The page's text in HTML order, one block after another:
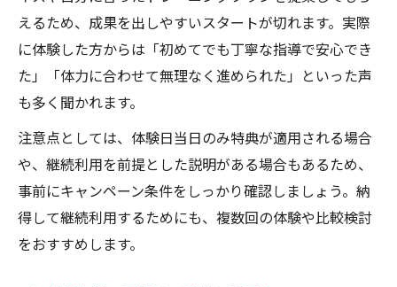
えるため、成果を出しやすいスタートが切れます。実際
に体験した方からは「初めてでも丁寧な指導で安心でき
た」「体力に合わせて無理なく進められた」といった声
も多く聞かれます。
注意点としては、体験日当日のみ特典が適用される場合
や、継続利用を前提とした説明がある場合もあるため、
事前にキャンペーン条件をしっかり確認しましょう。納
得して継続利用するためにも、複数回の体験や比較検討
をおすすめします。